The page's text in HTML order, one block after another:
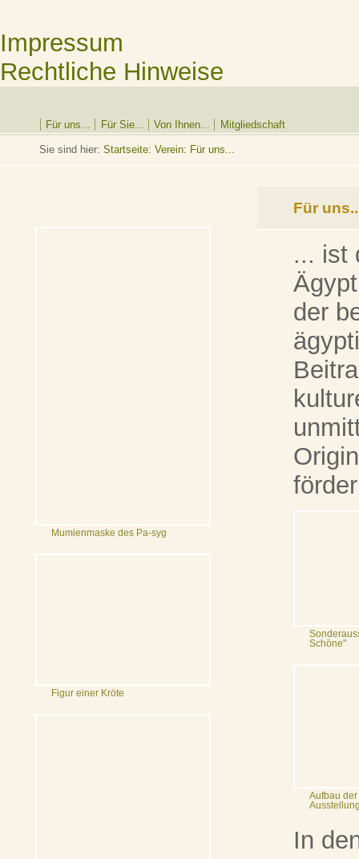
Impressum
Rechtliche Hinweise
Für uns... Für Sie... Von Ihnen... Mitgliedschaft
Sie sind hier: Startseite: Verein: Für uns...
Mumienmaske des Pa-syg
Figur einer Kröte
Für
... ist
der
Schöne"
Aufbau
In